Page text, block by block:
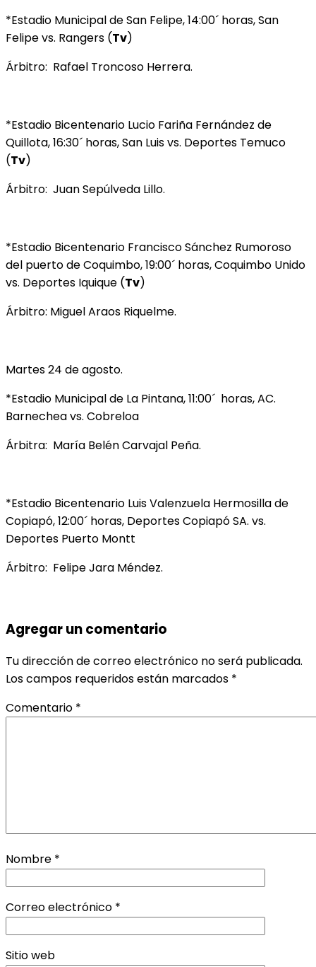
*Estadio Municipal de San Felipe, 14:00´ horas, San
Felipe vs. Rangers (Tv)
Árbitro: Rafael Troncoso Herrera.
*Estadio Bicentenario Lucio Fariña Fernández de
Quillota, 16:30´ horas, San Luis vs. Deportes Temuco
(Tv)
Árbitro: Juan Sepúlveda Lillo.
*Estadio Bicentenario Francisco Sánchez Rumoroso
del puerto de Coquimbo, 19:00´ horas, Coquimbo Unido
vs. Deportes Iquique (Tv)
Árbitro: Miguel Araos Riquelme.
Martes 24 de agosto.
*Estadio Municipal de La Pintana, 11:00´ horas, AC.
Barnechea vs. Cobreloa
Árbitra: María Belén Carvajal Peña.
*Estadio Bicentenario Luis Valenzuela Hermosilla de
Copiapó, 12:00´ horas, Deportes Copiapó SA. vs.
Deportes Puerto Montt
Árbitro: Felipe Jara Méndez.
Agregar un comentario
Tu dirección de correo electrónico no será publicada.
Los campos requeridos están marcados *
Comentario *
Nombre *
Correo electrónico *
Sitio web